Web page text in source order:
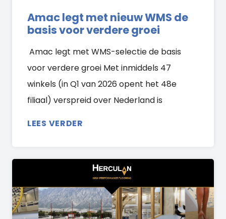
Amac legt met nieuw WMS de
basis voor verdere groei
Amac legt met WMS-selectie de basis
voor verdere groei Met inmiddels 47
winkels (in Q1 van 2026 opent het 48e
filiaal) verspreid over Nederland is
LEES VERDER